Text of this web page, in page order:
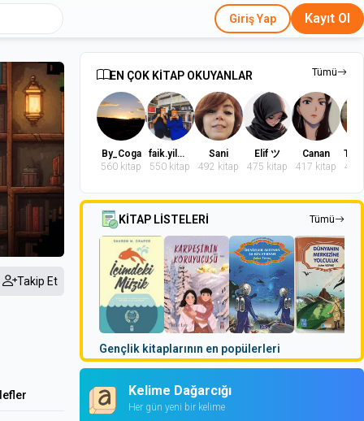
Giriş Yap Kayıt Ol
Takip Et
EN ÇOK KİTAP OKUYANLAR Tümü
By_Coga
560 kitap
faik.yilmaz.9
550 kitap
Sani
492 kitap
Elif ツ
475 kitap
Canan
417 kitap
402
KİTAP LİSTELERİ Tümü
Gençlik kitaplarının en popülerleri
Kelime Dağarcığı
Her gün yeni bir kelime